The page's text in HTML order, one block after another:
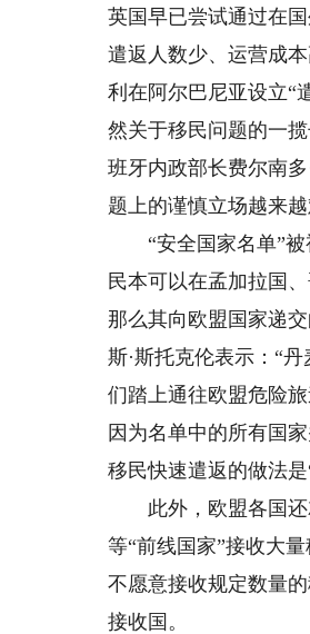
英国早已尝试通过在
遣返人数少、运营成
利在阿尔巴尼亚设立“
然关于移民问题的一
班牙内政部长费尔南
题上的谨慎立场越来越
“安全国家名单”被
民本可以在孟加拉国
那么其向欧盟国家递
斯·斯托克伦表示：“
们踏上通往欧盟危险
因为名单中的所有国
移民快速遣返的做法是
此外，欧盟各国还
等“前线国家”接收大
不愿意接收规定数量
接收国。